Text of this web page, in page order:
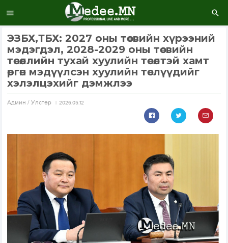
ЭЗБХ,ТБХ: 2027 оны төсвийн хүрээний
мэдэгдэл, 2028-2029 оны төсвийн
төсөөллийн тухай хуулийн төсөлтэй хамт
өргөн мэдүүлсэн хуулийн төслүүдийг
хэлэлцэхийг дэмжлээ
Aдмин / Улстөр 2026.05.12